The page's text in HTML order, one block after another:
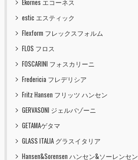
Ekornes エコーネス
estic エスティック
Flexform フレックスフォルム
FLOS フロス
FOSCARINI フォスカリーニ
Fredericia フレデリシア
Fritz Hansen フリッツ ハンセン
GERVASONI ジェルバゾーニ
GETAMAゲタマ
GLASS ITALIA グラスイタリア
Hansen&Sorensen ハンセン&ソーレンセン